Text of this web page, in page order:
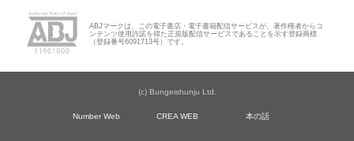
ABJマークは、この電子書店・電子書籍配信サービスが、著作権者からコ
ンテンツ使用許諾を得た正規版配信サービスであることを示す登録商標
（登録番号6091713号）です。
(c) Bungeishunju Ltd.
Number Web CREA WEB 本の話